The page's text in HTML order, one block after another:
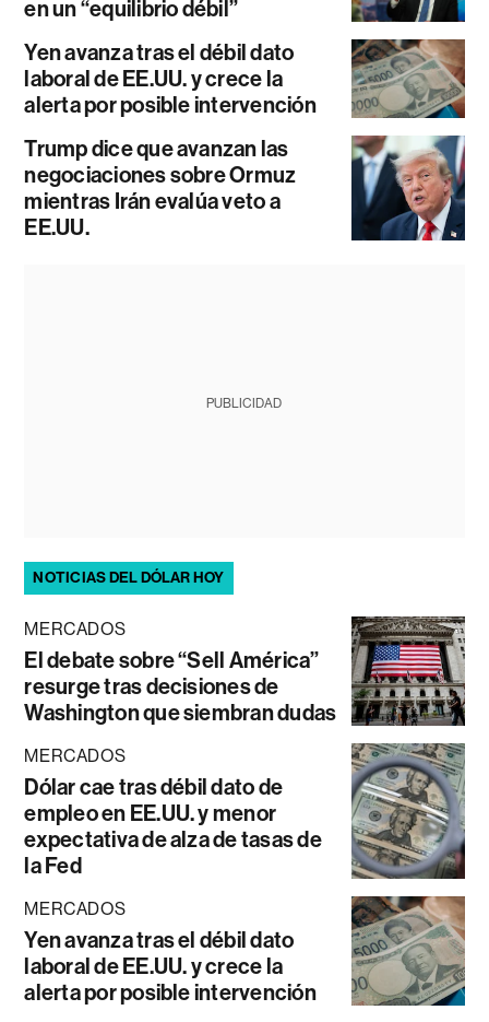
en un “equilibrio débil”
Yen avanza tras el débil dato
laboral de EE.UU. y crece la
alerta por posible intervención
Trump dice que avanzan las
negociaciones sobre Ormuz
mientras Irán evalúa veto a
EE.UU.
PUBLICIDAD
NOTICIAS DEL DÓLAR HOY
MERCADOS
El debate sobre “Sell América”
resurge tras decisiones de
Washington que siembran dudas
MERCADOS
Dólar cae tras débil dato de
empleo en EE.UU. y menor
expectativa de alza de tasas de
la Fed
MERCADOS
Yen avanza tras el débil dato
laboral de EE.UU. y crece la
alerta por posible intervención